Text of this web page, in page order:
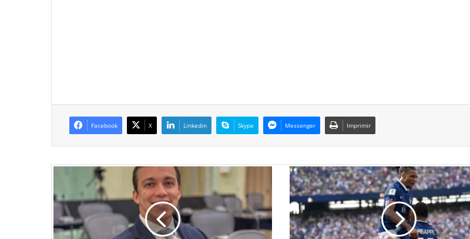
Facebook X Linkedin Skype Messenger Imprimir
o
a
m
D
u
p
a
M